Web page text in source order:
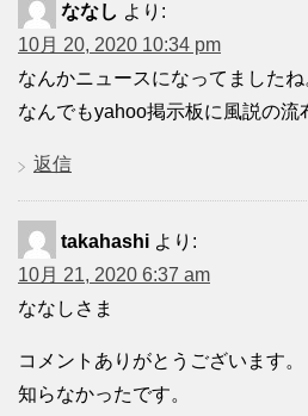
ななし より:
10月 20, 2020 10:34 pm
なんかニュースになってましたね
なんでもyahoo掲示板に風説の流
返信
takahashi より:
10月 21, 2020 6:37 am
ななしさま
コメントありがとうございます。
知らなかったです。